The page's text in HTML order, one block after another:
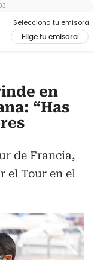
Selecciona tu emisora
Elige tu emisora
en
“Has
de Francia,
el Tour en el